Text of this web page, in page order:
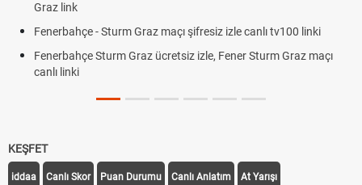
Graz link
Fenerbahçe - Sturm Graz maçı şifresiz izle canlı tv100 linki
Fenerbahçe Sturm Graz ücretsiz izle, Fener Sturm Graz maçı
canlı linki
KEŞFET
iddaa Canlı Skor Puan Durumu Canlı Anlatım At Yarışı